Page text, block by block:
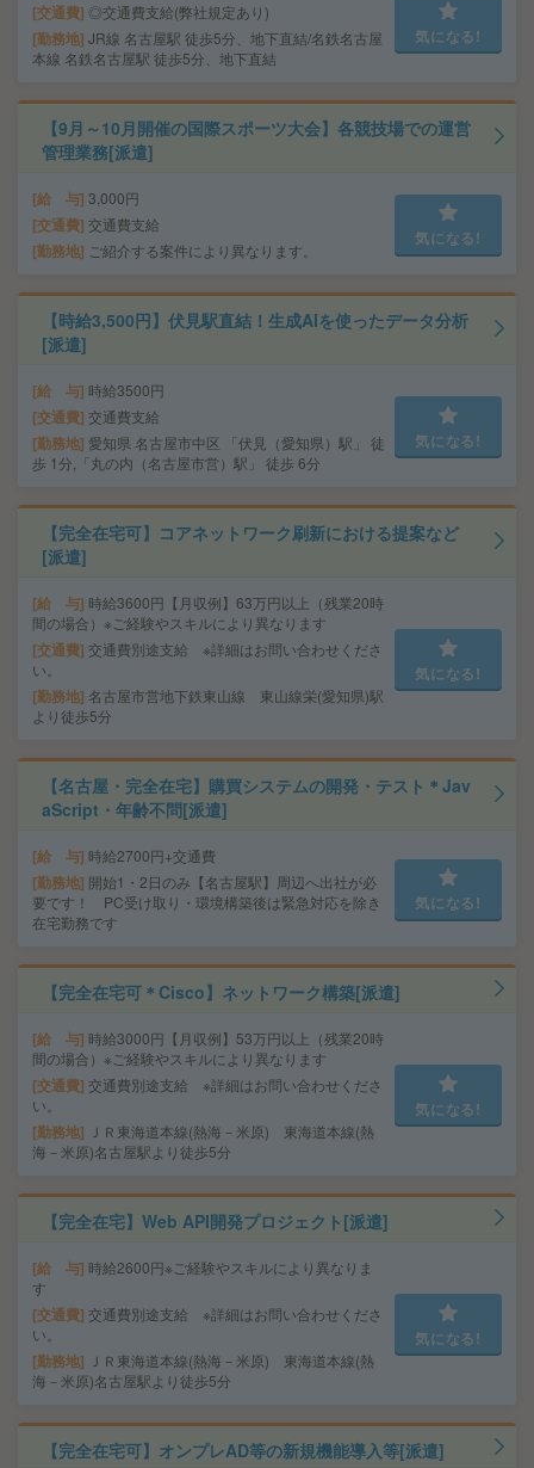
交通費 ◎交通費支給(弊社規定あり)
勤務地 JR線 名古屋駅 徒歩5分、地下直結/名鉄名古屋
本線 名鉄名古屋駅 徒歩5分、地下直結
気になる!
【9月～10月開催の国際スポーツ大会】各競技場での運営
管理業務[派遣]
給 与 3,000円
交通費 交通費支給
勤務地 ご紹介する案件により異なります。
気になる!
【時給3,500円】伏見駅直結！生成AIを使ったデータ分析
[派遣]
給 与 時給3500円
交通費 交通費支給
勤務地 愛知県 名古屋市中区 「伏見（愛知県）駅」 徒
歩 1分,「丸の内（名古屋市営）駅」 徒歩 6分
気になる!
【完全在宅可】コアネットワーク刷新における提案など
[派遣]
給 与 時給3600円【月収例】63万円以上（残業20時
間の場合）※ご経験やスキルにより異なります
交通費 交通費別途支給 ※詳細はお問い合わせくださ
い。
勤務地 名古屋市営地下鉄東山線 東山線栄(愛知県)駅
より徒歩5分
気になる!
【名古屋・完全在宅】購買システムの開発・テスト＊Jav
aScript・年齢不問[派遣]
給 与 時給2700円+交通費
勤務地 開始1・2日のみ【名古屋駅】周辺へ出社が必
要です！ PC受け取り・環境構築後は緊急対応を除き
在宅勤務です
気になる!
【完全在宅可＊Cisco】ネットワーク構築[派遣]
給 与 時給3000円【月収例】53万円以上（残業20時
間の場合）※ご経験やスキルにより異なります
交通費 交通費別途支給 ※詳細はお問い合わせくださ
い。
勤務地
ＪＲ東海道本線(熱海－米原) 東海道本線(熱
海－米原)名古屋駅より徒歩5分
気になる!
【完全在宅】Web API開発プロジェクト[派遣]
給 与 時給2600円※ご経験やスキルにより異なりま
す
交通費 交通費別途支給 ※詳細はお問い合わせくださ
い。
勤務地
ＪＲ東海道本線(熱海－米原) 東海道本線(熱
海－米原)名古屋駅より徒歩5分
気になる!
【完全在宅可】オンプレAD等の新規機能導入等[派遣]